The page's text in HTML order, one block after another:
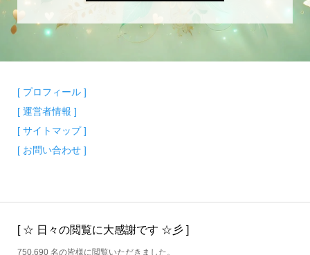
[ プロフィール ]
[ 運営者情報 ]
[ サイトマップ ]
[ お問い合わせ ]
[ ☆ 日々の閲覧に大感謝です ☆彡 ]
750,690 名の皆様に閲覧いただきました。